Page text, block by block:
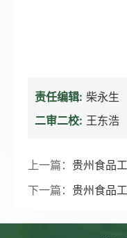
责任编辑: 柴永生
二审二校: 王东浩
上一篇：
下一篇：